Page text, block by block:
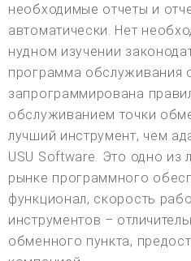
необходимые отчеты и
автоматически. Нет
нудном изучении
программа обслуживания
запрограммирована
обслуживанием точки
лучший инструмент, чем
USU Software. Это одно из
рынке программного
функционал, скорость
инструментов –
обменного пункта,